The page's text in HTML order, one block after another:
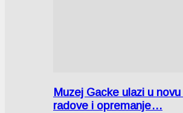
Muzej Gacke ulazi u
radove i opremanje…